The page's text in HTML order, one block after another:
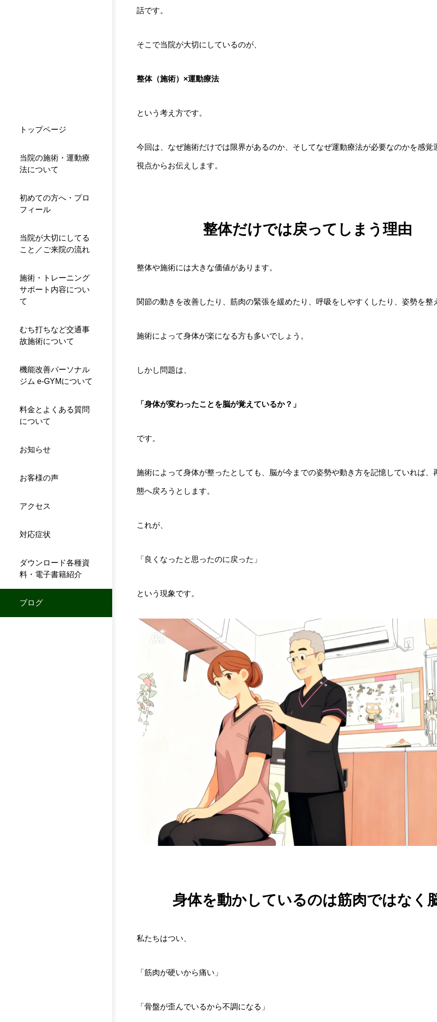
トップページ
当院の施術・運動療
法について
初めての方へ・プロ
フィール
当院が大切にしてる
こと／ご来院の流れ
施術・トレーニング
サポート内容につい
て
むち打ちなど交通事
故施術について
機能改善パーソナル
ジム e-GYMについて
料金とよくある質問
について
お知らせ
お客様の声
アクセス
対応症状
ダウンロード各種資
料・電子書籍紹介
ブログ
話です。
そこで当院が大切にしているのが、
整体（施術）×運動療法
という考え方です。
今回は、なぜ施術だけでは限界があるのか、そしてなぜ運動療法が必要なのかを感覚
視点からお伝えします。
整体だけでは戻ってしまう理由
整体や施術には大きな価値があります。
関節の動きを改善したり、筋肉の緊張を緩めたり、呼吸をしやすくしたり、姿勢を整
施術によって身体が楽になる方も多いでしょう。
しかし問題は、
「身体が変わったことを脳が覚えているか？」
です。
施術によって身体が整ったとしても、脳が今までの姿勢や動き方を記憶していれば、
態へ戻ろうとします。
これが、
「良くなったと思ったのに戻った」
という現象です。
身体を動かしているのは筋肉ではなく
私たちはつい、
「筋肉が硬いから痛い」
「骨盤が歪んでいるから不調になる」